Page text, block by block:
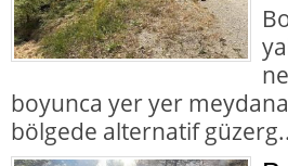
boyunca yer yer
bölgede alternatif güzerg..